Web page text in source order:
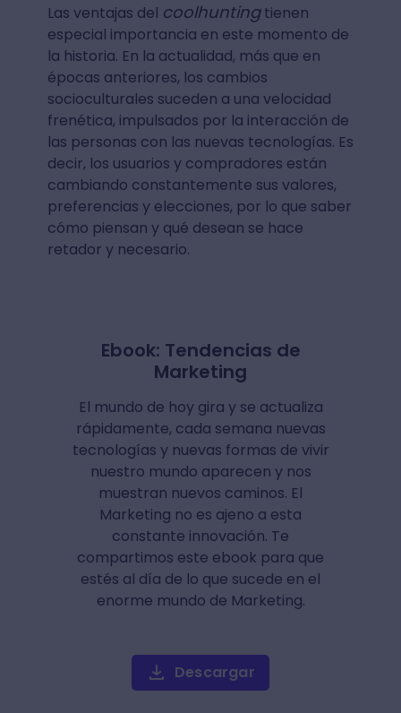
Las ventajas del coolhuntingtienen
especial importancia en este momento de
la historia. En la actualidad, más que en
épocas anteriores, los cambios
socioculturales suceden a una velocidad
frenética, impulsados por la interacción de
las personas con las nuevas tecnologías. Es
decir, los usuarios y compradores están
cambiando constantemente sus valores,
preferencias y elecciones, por lo que saber
cómo piensan y qué desean se hace
retador y necesario.
Ebook: Tendencias de
Marketing
El mundo de hoy gira y se actualiza
rápidamente, cada semana nuevas
tecnologías y nuevas formas de vivir
nuestro mundo aparecen y nos
muestran nuevos caminos. El
Marketing no es ajeno a esta
constante innovación. Te
compartimos este ebook para que
estés al día de lo que sucede en el
enorme mundo de Marketing.
Descargar